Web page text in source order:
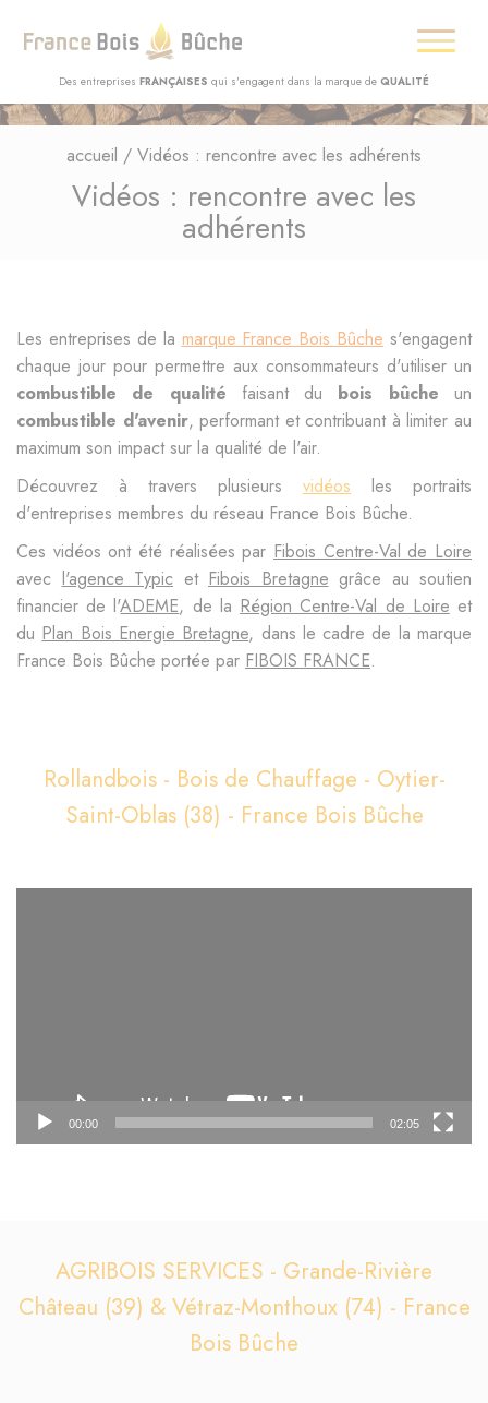
Des entreprises FRANÇAISES qui s'engagent dans la marque de QUALITÉ
accueil / Vidéos : rencontre avec les adhérents
Vidéos : rencontre avec les
adhérents
Les entreprises de la marque France Bois Bûche s'engagent
chaque jour pour permettre aux consommateurs d'utiliser un
combustible de qualité faisant du bois bûche un
combustible d'avenir, performant et contribuant à limiter au
maximum son impact sur la qualité de l'air.
Découvrez à travers plusieurs vidéos les portraits
d'entreprises membres du réseau France Bois Bûche.
Ces vidéos ont été réalisées par Fibois Centre-Val de Loire
avec l'agence Typic et Fibois Bretagne grâce au soutien
financier de l'ADEME, de la Région Centre-Val de Loire et
du Plan Bois Energie Bretagne, dans le cadre de la marque
France Bois Bûche portée par FIBOIS FRANCE.
Rollandbois - Bois de Chauffage - Oytier-
Saint-Oblas (38) - France Bois Bûche
00:00 02:05
AGRIBOIS SERVICES - Grande-Rivière
Château (39) & Vétraz-Monthoux (74) - France
Bois Bûche